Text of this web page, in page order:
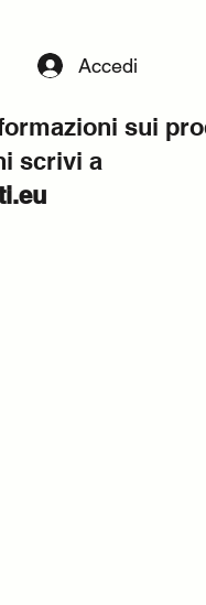
Accedi
sui
scrivi a